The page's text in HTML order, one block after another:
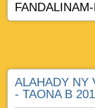
ALAHADY NY
- TAONA B